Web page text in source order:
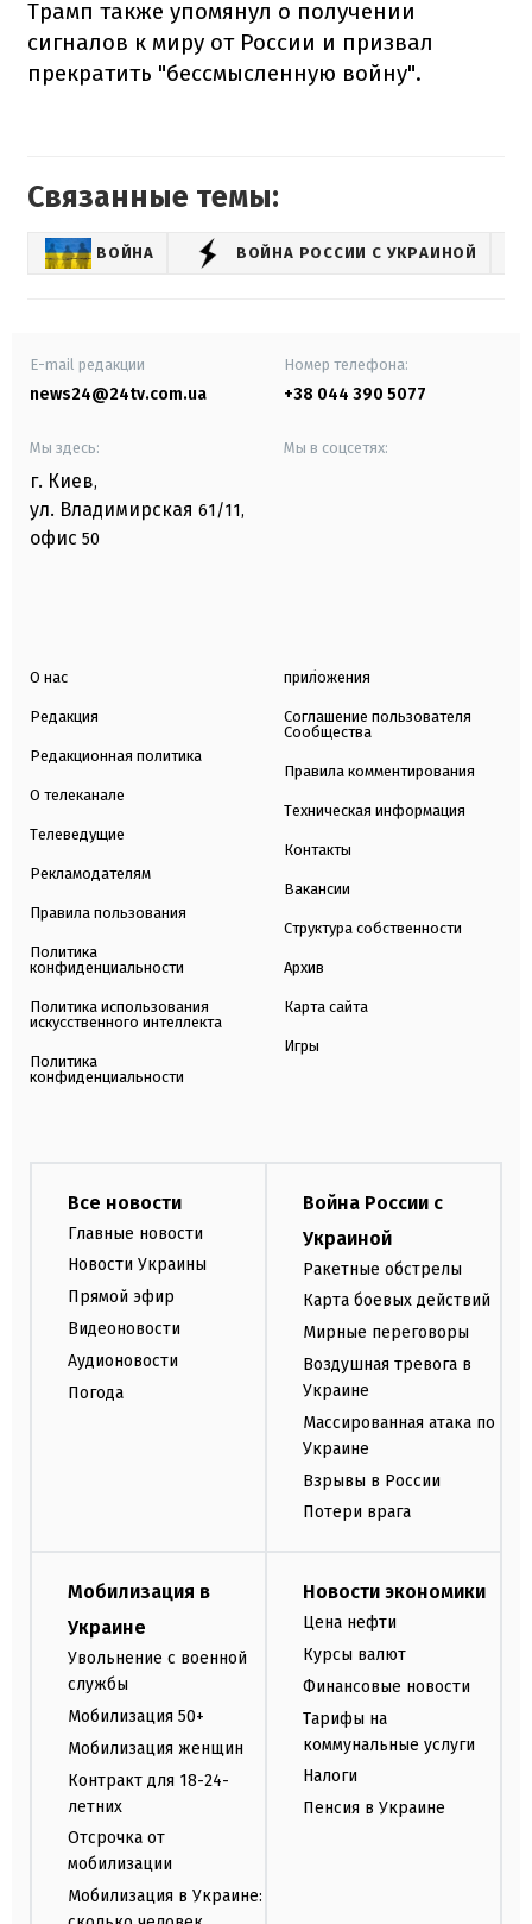
Трамп также упомянул о получении
сигналов к миру от России и призвал
прекратить "бессмысленную войну".
Связанные темы:
ВОЙНА ВОЙНА РОССИИ С УКРАИНОЙ
E-mail редакции
news24@24tv.com.ua
Номер телефона:
+38 044 390 5077
Мы здесь:
г. Киев,
ул. Владимирская 61/11,
офис 50
Мы в соцсетях:
О нас
Редакция
Редакционная политика
О телеканале
Телеведущие
Рекламодателям
Правила пользования
Политика
конфиденциальности
Политика использования
искусственного интеллекта
Политика
конфиденциальности
приложения
Соглашение пользователя
Сообщества
Правила комментирования
Техническая информация
Контакты
Вакансии
Структура собственности
Архив
Карта сайта
Игры
Все новости
Главные новости
Новости Украины
Прямой эфир
Видеоновости
Аудионовости
Погода
Война России с
Украиной
Ракетные обстрелы
Карта боевых действий
Мирные переговоры
Воздушная тревога в
Украине
Массированная атака по
Украине
Взрывы в России
Потери врага
Мобилизация в
Украине
Увольнение с военной
службы
Мобилизация 50+
Мобилизация женщин
Контракт для 18-24-
летних
Отсрочка от
мобилизации
Мобилизация в Украине:
Новости экономики
Цена нефти
Курсы валют
Финансовые новости
Тарифы на
коммунальные услуги
Налоги
Пенсия в Украине